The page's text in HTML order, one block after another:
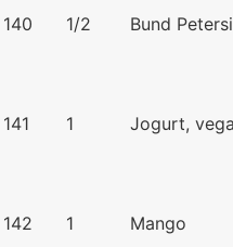
140 1/2 Bund
141 1 Jogurt,
142 1 Mango